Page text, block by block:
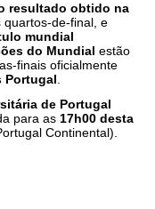
resultado obtido na
quartos-de-final, e
mundial
do Mundial estão
finais oficialmente
Portugal
de Portugal
para as 17h00 desta
Continental).